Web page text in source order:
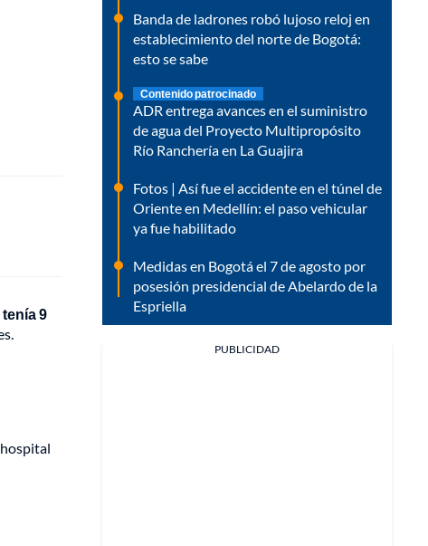
9
Banda de ladrones robó lujoso reloj en
establecimiento del norte de Bogotá:
esto se sabe
Contenido patrocinado
ADR entrega avances en el suministro
de agua del Proyecto Multipropósito
Río Ranchería en La Guajira
Fotos | Así fue el accidente en el túnel de
Oriente en Medellín: el paso vehicular
ya fue habilitado
Medidas en Bogotá el 7 de agosto por
posesión presidencial de Abelardo de la
Espriella
PUBLICIDAD